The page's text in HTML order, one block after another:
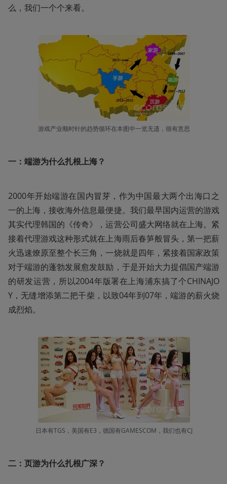
么，我们一个个来看。
游戏产业顺时针的趋势循环在本图中一览无遗，很有意思
一：端游为什么扎根上海？
2000年开始端游在国内冒芽，作为中国最大两个出海口之
一的上海，接收海外信息最便捷。我们最早国内运营的游戏
其实代理韩国的《传奇》，运营公司盛大网络就在上海。紧
接着代理游戏这种形式就在上海雨后春笋般冒头，第一把薪
火迅速燎原至整个长三角，一烧就是四年，紧接着国家政策
对于端游的蓬勃发展愈发鼓励，于是开始大力提倡国产端游
的研发运营，所以2004年版署在上海浦东搞了个CHINAJO
Y，无缝增添第二把干柴，以致04年到07年，端游的薪火烧
成烈焰。
日本有TGS，美国有E3，德国有GAMESCOM，我们也有CJ
二：页游为什么扎根广深？